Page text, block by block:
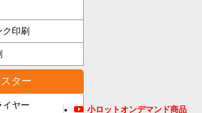
印刷
ター
イヤー 小ロットオンデマンド商品